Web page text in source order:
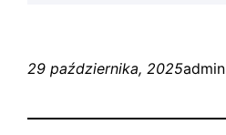
29 października, 2025admin